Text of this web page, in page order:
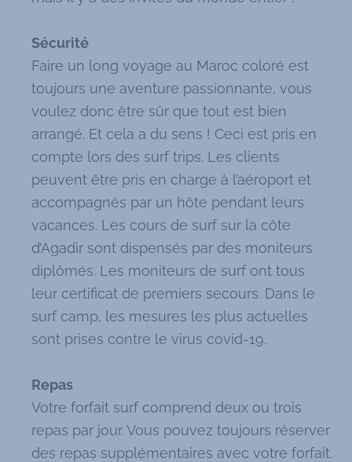
Sécurité
Faire un long voyage au Maroc coloré est
toujours une aventure passionnante, vous
voulez donc être sûr que tout est bien
arrangé. Et cela a du sens ! Ceci est pris en
compte lors des surf trips. Les clients
peuvent être pris en charge à l’aéroport et
accompagnés par un hôte pendant leurs
vacances. Les cours de surf sur la côte
d’Agadir sont dispensés par des moniteurs
diplômés. Les moniteurs de surf ont tous
leur certificat de premiers secours. Dans le
surf camp, les mesures les plus actuelles
sont prises contre le virus covid-19.
Repas
Votre forfait surf comprend deux ou trois
repas par jour. Vous pouvez toujours réserver
des repas supplémentaires avec votre forfait.